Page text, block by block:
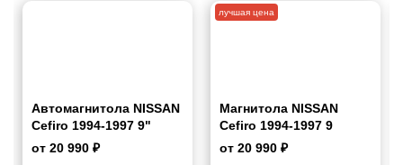
Автомагнитола NISSAN
Cefiro 1994-1997 9"
от 20 990 ₽
Магнитола NISSAN
Cefiro 1994-1997 9
дюймов - 9.1 1/16 Гб
от 20 990 ₽
лучшая цена